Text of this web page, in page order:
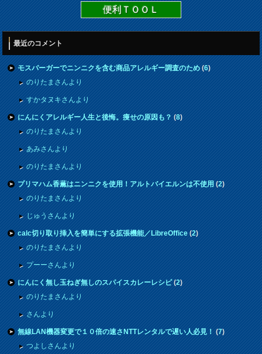
便利ＴＯＯＬ
最近のコメント
モスバーガーでニンニクを含む商品アレルギー調査のため(6)
のりたまさんより
すかタヌキさんより
にんにくアレルギー人生と後悔。痩せの原因も？(8)
のりたまさんより
あみさんより
のりたまさんより
プリマハム香薫はニンニクを使用！アルトバイエルンは不使用(2)
のりたまさんより
じゅうさんより
calc切り取り挿入を簡単にする拡張機能／LibreOffice(2)
のりたまさんより
プーーさんより
にんにく無し玉ねぎ無しのスパイスカレーレシピ(2)
のりたまさんより
さんより
無線LAN機器変更で１０倍の速さNTTレンタルで遅い人必見！(7)
つよしさんより